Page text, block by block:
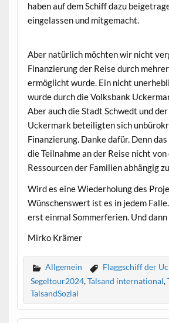
haben auf dem Schiff dazu
eingelassen und mitgemacht.
Aber natürlich möchten wir nicht
Finanzierung der Reise durch
ermöglicht wurde. Ein nicht
wurde durch die Volksbank
Aber auch die Stadt Schwedt und
Uckermark beteiligten sich
Finanzierung. Danke dafür. Denn
die Teilnahme an der Reise nicht
Ressourcen der Familien abhängig
Wird es eine Wiederholung des
Wünschenswert ist es in jedem
erst einmal Sommerferien. Und
Mirko Krämer
Allgemein Flaggschiff der
Segeltour2024,Talsand international,
TalsandSozial